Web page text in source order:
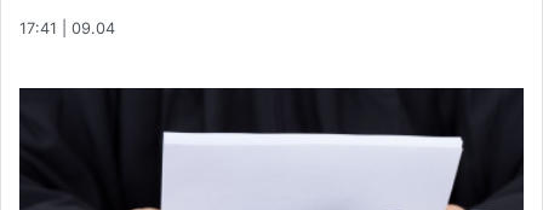
17:41 | 09.04